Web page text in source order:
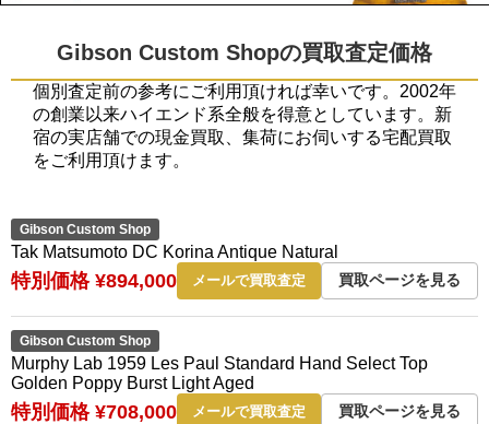
Gibson Custom Shopの買取査定価格
個別査定前の参考にご利用頂ければ幸いです。2002年
の創業以来ハイエンド系全般を得意としています。新
宿の実店舗での現金買取、集荷にお伺いする宅配買取
をご利用頂けます。
Gibson Custom Shop
Tak Matsumoto DC Korina Antique Natural
特別価格 ¥894,000 メールで買取査定 買取ページを見る
Gibson Custom Shop
Murphy Lab 1959 Les Paul Standard Hand Select Top
Golden Poppy Burst Light Aged
特別価格 ¥708,000 メールで買取査定 買取ページを見る